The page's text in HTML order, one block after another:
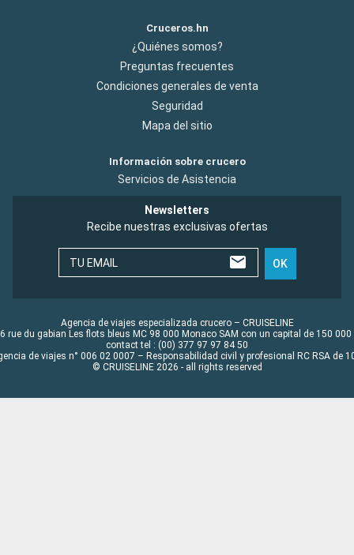
Cruceros.hn
¿Quiénes somos?
Preguntas frecuentes
Condiciones generales de venta
Seguridad
Mapa del sitio
Información sobre crucero
Servicios de Asistencia
Newsletters
Recibe nuestras exclusivas ofertas
TU EMAIL OK
Agencia de viajes especializada crucero – CRUISELINE
rue du gabian Les flots bleus MC 98 000 Monaco SAM con un capital de 150 000
contact tel : (00) 377 97 97 84 50
de viajes n° 006 02 0007 – Responsabilidad civil y profesional RC RSA de
© CRUISELINE 2026 - all rights reserved